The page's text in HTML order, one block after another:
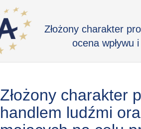
Złożony charakter
ocena wpływu
Złożony charakter
handlem ludźmi